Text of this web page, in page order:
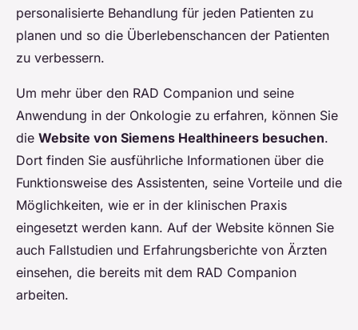
personalisierte Behandlung für jeden Patienten zu
planen und so die Überlebenschancen der Patienten
zu verbessern.
Um mehr über den RAD Companion und seine
Anwendung in der Onkologie zu erfahren, können Sie
die Website von Siemens Healthineers besuchen.
Dort finden Sie ausführliche Informationen über die
Funktionsweise des Assistenten, seine Vorteile und die
Möglichkeiten, wie er in der klinischen Praxis
eingesetzt werden kann. Auf der Website können Sie
auch Fallstudien und Erfahrungsberichte von Ärzten
einsehen, die bereits mit dem RAD Companion
arbeiten.